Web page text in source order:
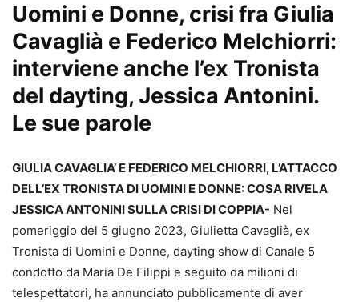
Uomini e Donne, crisi fra Giulia
Cavaglià e Federico Melchiorri:
interviene anche l’ex Tronista
del dayting, Jessica Antonini.
Le sue parole
GIULIA CAVAGLIA’ E FEDERICO MELCHIORRI, L’ATTACCO
DELL’EX TRONISTA DI UOMINI E DONNE: COSA RIVELA
JESSICA ANTONINI SULLA CRISI DI COPPIA- Nel
pomeriggio del 5 giugno 2023, Giulietta Cavaglià, ex
Tronista di Uomini e Donne, dayting show di Canale 5
condotto da Maria De Filippi e seguito da milioni di
telespettatori, ha annunciato pubblicamente di aver